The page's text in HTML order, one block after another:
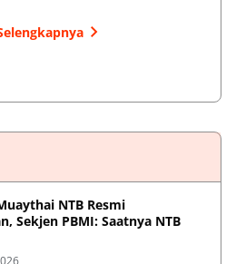
NTB Resmi
Sekjen PBMI: Saatnya NTB